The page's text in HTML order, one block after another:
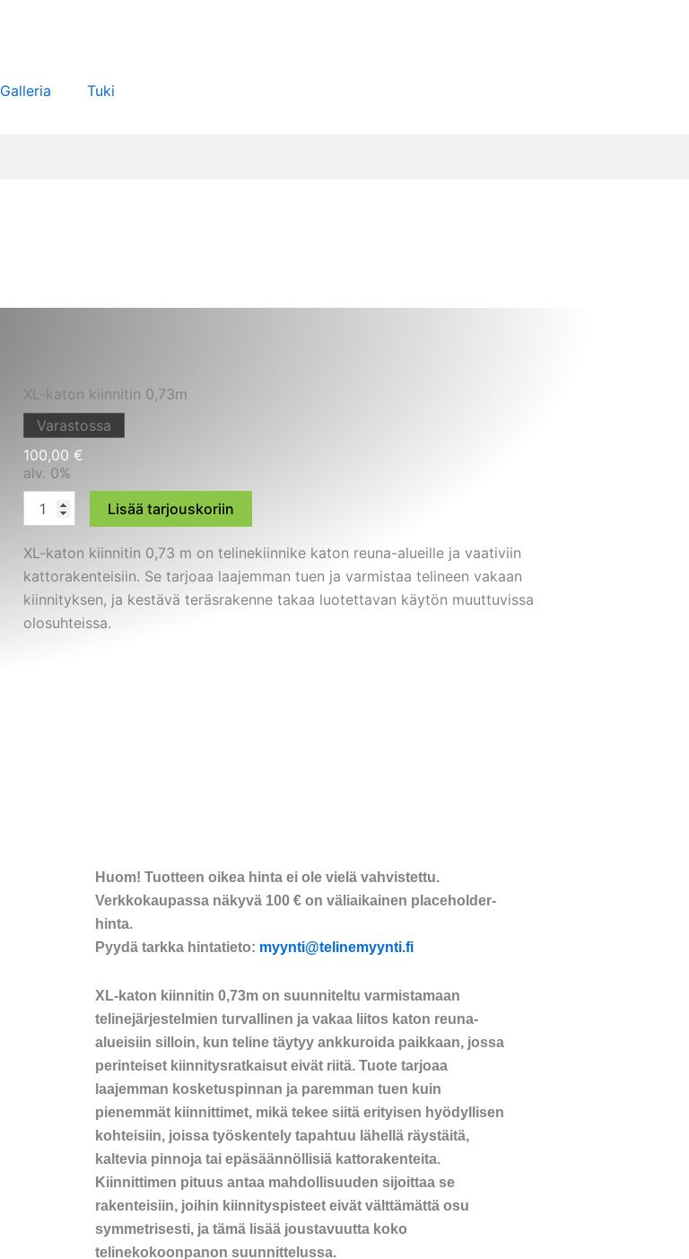
Galleria Tuki
XL-katon kiinnitin 0,73m
Varastossa
100,00€
alv. 0%
katon
0,73m
määrä
Lisää tarjouskoriin
XL-katon kiinnitin 0,73 m on telinekiinnike katon reuna-alueille ja vaativiin
kattorakenteisiin. Se tarjoaa laajemman tuen ja varmistaa telineen vakaan
kiinnityksen, ja kestävä teräsrakenne takaa luotettavan käytön muuttuvissa
olosuhteissa.
Huom! Tuotteen oikea hinta ei ole vielä vahvistettu.
Verkkokaupassa näkyvä 100 € on väliaikainen placeholder-
hinta.
Pyydä tarkka hintatieto: myynti@telinemyynti.fi
XL-katon kiinnitin 0,73m on suunniteltu varmistamaan
telinejärjestelmien turvallinen ja vakaa liitos katon reuna-
alueisiin silloin, kun teline täytyy ankkuroida paikkaan, jossa
perinteiset kiinnitysratkaisut eivät riitä. Tuote tarjoaa
laajemman kosketuspinnan ja paremman tuen kuin
pienemmät kiinnittimet, mikä tekee siitä erityisen hyödyllisen
kohteisiin, joissa työskentely tapahtuu lähellä räystäitä,
kaltevia pinnoja tai epäsäännöllisiä kattorakenteita.
Kiinnittimen pituus antaa mahdollisuuden sijoittaa se
rakenteisiin, joihin kiinnityspisteet eivät välttämättä osu
symmetrisesti, ja tämä lisää joustavuutta koko
telinekokoonpanon suunnittelussa.